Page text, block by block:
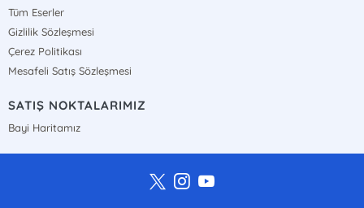
Tüm Eserler
Gizlilik Sözleşmesi
Çerez Politikası
Mesafeli Satış Sözleşmesi
SATIŞ NOKTALARIMIZ
Bayi Haritamız